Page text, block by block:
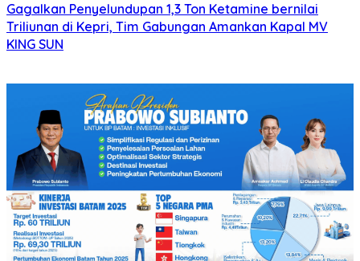
Gagalkan Penyelundupan 1,3 Ton Ketamine bernilai
Triliunan di Kepri, Tim Gabungan Amankan Kapal MV
KING SUN